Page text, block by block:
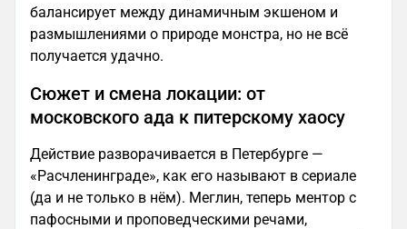
балансирует между динамичным экшеном и
размышлениями о природе монстра, но не всё
получается удачно.
Сюжет и смена локации: от
московского ада к питерскому хаосу
Действие разворачивается в Петербурге —
«Расчленинграде», как его называют в сериале
(да и не только в нём). Меглин, теперь ментор с
пафосными и проповедческими речами,